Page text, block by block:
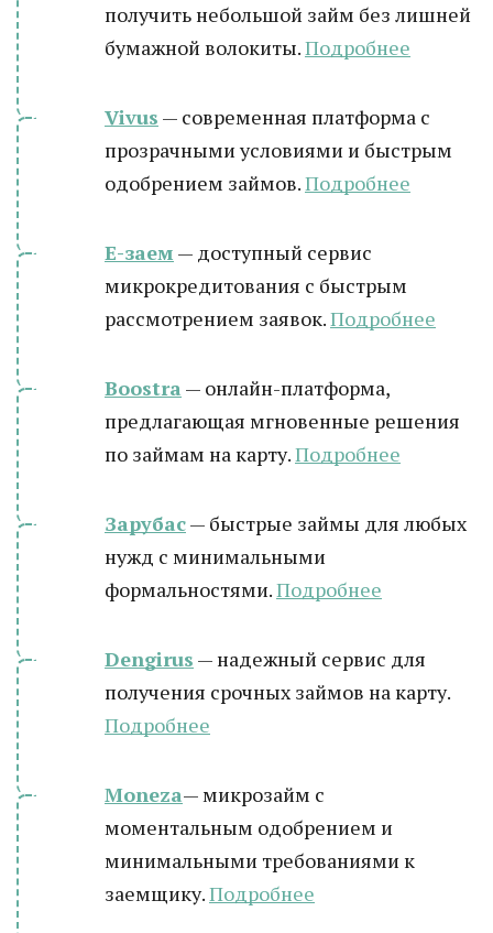
получить небольшой займ без лишней
бумажной волокиты.Подробнее
Vivus — современная платформа с
прозрачными условиями и быстрым
одобрением займов.Подробнее
Е-заем — доступный сервис
микрокредитования с быстрым
рассмотрением заявок.Подробнее
Boostra — онлайн-платформа,
предлагающая мгновенные решения
по займам на карту.Подробнее
Зарубас— быстрые займы для любых
нужд с минимальными
формальностями.Подробнее
Dengirus — надежный сервис для
получения срочных займов на карту.
Подробнее
Moneza— микрозайм с
моментальным одобрением и
минимальными требованиями к
заемщику.Подробнее